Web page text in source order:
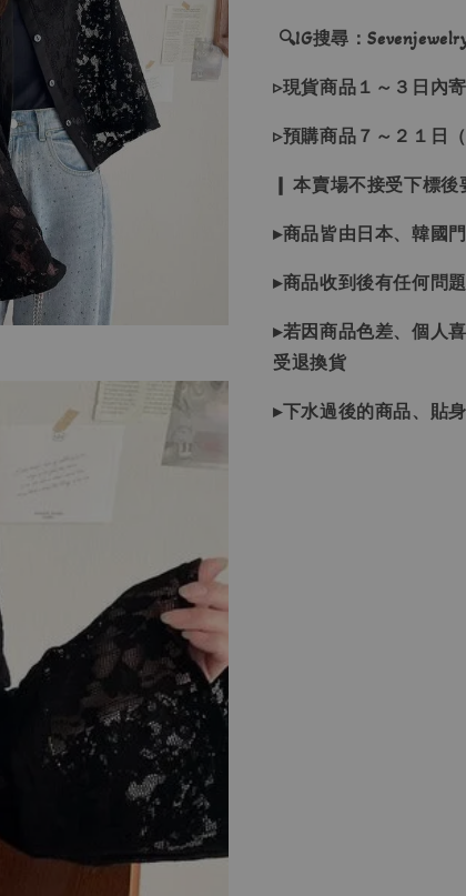
🔍IG搜尋：
▹現貨商品１～３日內
▹預購商品７～２１日
❙ 本賣場不接受下標
▸商品皆由日本、韓國
▸商品收到後有任何問
▸若因商品色差、個人
受退換貨
▸下水過後的商品、貼